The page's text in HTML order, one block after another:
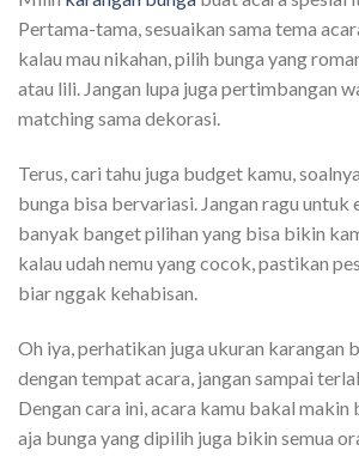
Pertama-tama, sesuaikan sama tema
kalau mau nikahan, pilih bunga yang
atau lili. Jangan lupa juga pertimbangan
matching sama dekorasi.
Terus, cari tahu juga budget kamu,
bunga bisa bervariasi. Jangan ragu untuk
banyak banget pilihan yang bisa bikin
kalau udah nemu yang cocok, pastikan
biar nggak kehabisan.
Oh iya, perhatikan juga ukuran karangan
dengan tempat acara, jangan sampai
Dengan cara ini, acara kamu bakal makin
aja bunga yang dipilih juga bikin semua